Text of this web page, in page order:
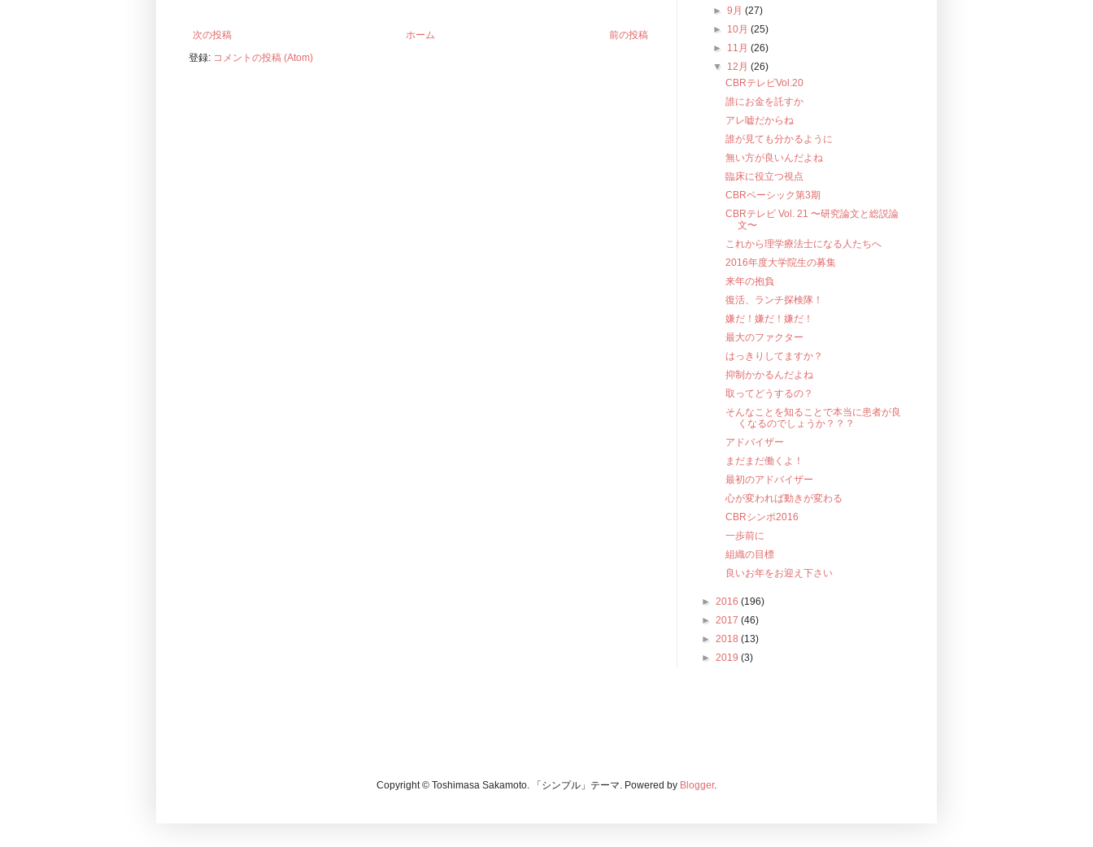
次の投稿 前の投稿
ホーム
登録: コメントの投稿 (Atom)
►9月(27)
► 10月(25)
► 11月(26)
▼ 12月(26)
CBRテレビVol.20
誰にお金を託すか
アレ嘘だからね
誰が見ても分かるように
無い方が良いんだよね
臨床に役立つ視点
CBRベーシック第3期
CBRテレビ Vol. 21 〜研究論文と総説論
文〜
これから理学療法士になる人たちへ
2016年度大学院生の募集
来年の抱負
復活、ランチ探検隊！
嫌だ！嫌だ！嫌だ！
最大のファクター
はっきりしてますか？
抑制かかるんだよね
取ってどうするの？
そんなことを知ることで本当に患者が良
くなるのでしょうか？？？
アドバイザー
まだまだ働くよ！
最初のアドバイザー
心が変われば動きが変わる
CBRシンポ2016
一歩前に
組織の目標
良いお年をお迎え下さい
► 2016 (196)
► 2017 (46)
► 2018 (13)
► 2019 (3)
Copyright © Toshimasa Sakamoto. 「シンプル」テーマ. Powered by Blogger.